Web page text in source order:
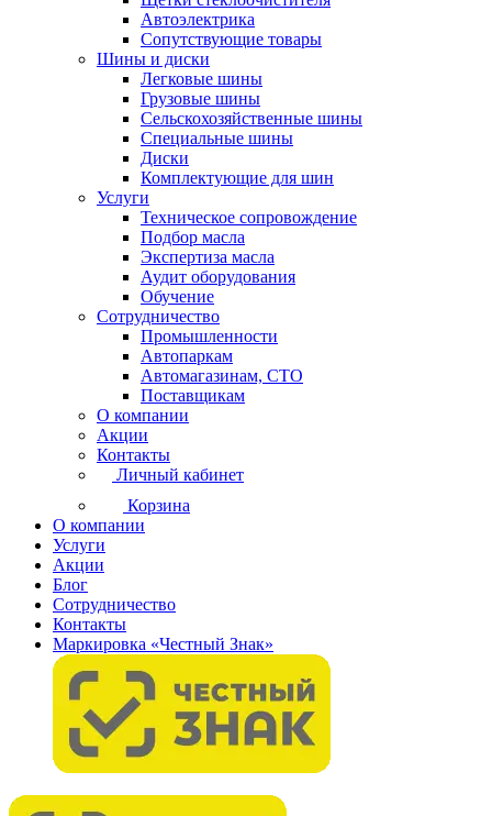
Автоэлектрика
Сопутствующие товары
Шины и диски
Легковые шины
Грузовые шины
Сельскохозяйственные шины
Специальные шины
Диски
Комплектующие для шин
Услуги
Техническое сопровождение
Подбор масла
Экспертиза масла
Аудит оборудования
Обучение
Сотрудничество
Промышленности
Автопаркам
Автомагазинам, СТО
Поставщикам
О компании
Акции
Контакты
Личный кабинет
Корзина
О компании
Услуги
Акции
Блог
Сотрудничество
Контакты
Маркировка «Честный Знак»